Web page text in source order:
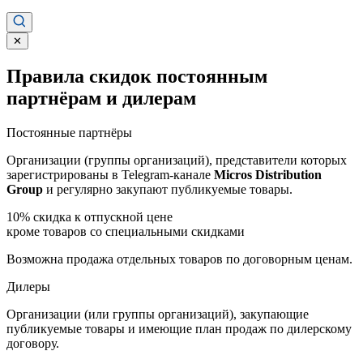
✕
Правила скидок постоянным
партнёрам и дилерам
Постоянные партнёры
Организации (группы организаций), представители которых
зарегистрированы в Telegram-канале Micros Distribution
Group и регулярно закупают публикуемые товары.
10% скидка к отпускной цене
кроме товаров со специальными скидками
Возможна продажа отдельных товаров по договорным ценам.
Дилеры
Организации (или группы организаций), закупающие
публикуемые товары и имеющие план продаж по дилерскому
договору.